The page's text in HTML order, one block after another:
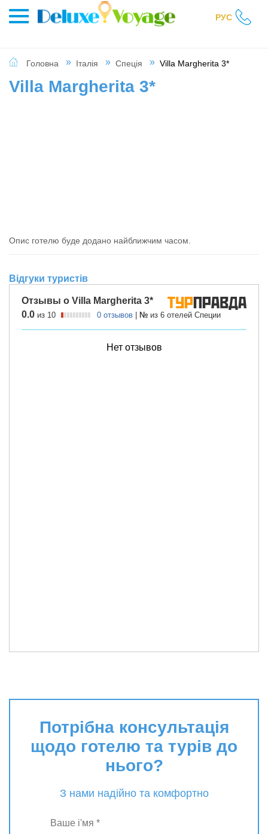
РУС
Головна Італія Спеція Villa Margherita 3*
Villa Margherita 3*
Опис готелю буде додано найближчим часом.
Відгуки туристів
Потрібна консультація
щодо готелю та турів до
нього?
З нами надійно та комфортно